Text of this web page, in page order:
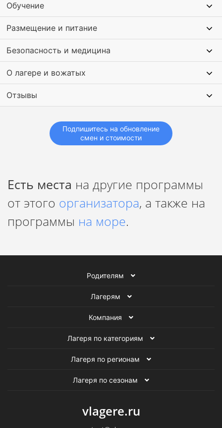
Обучение
Размещение и питание
Безопасность и медицина
О лагере и вожатых
Отзывы
Подпишитесь на обновление
смен и стоимости
Есть места на другие программы
от этого организатора, а также на
программы на море.
Родителям
Лагерям
Компания
Лагеря по категориям
Лагеря по регионам
Лагеря по сезонам
vlagere.ru